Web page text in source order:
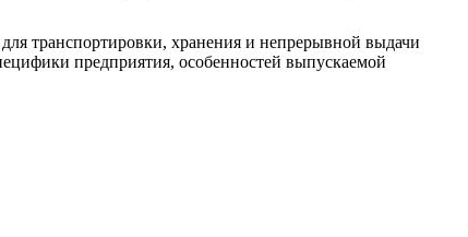
транспортировки, хранения и непрерывной выдачи
предприятия, особенностей выпускаемой